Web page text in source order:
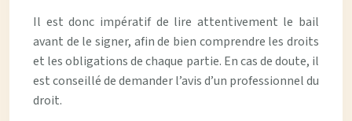
Il est donc impératif de lire attentivement le bail
avant de le signer, afin de bien comprendre les droits
et les obligations de chaque partie. En cas de doute, il
est conseillé de demander l’avis d’un professionnel du
droit.